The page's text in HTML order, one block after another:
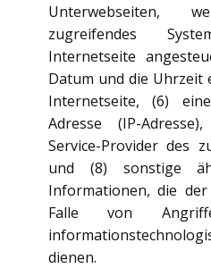
Unterwebseiten,
zugreifendes
Internetseite
Datum und die Uhrzeit
Internetseite, (6)
Adresse (IP-
Service-Provider des
und (8) sonstige
Informationen, die
Falle von
dienen.